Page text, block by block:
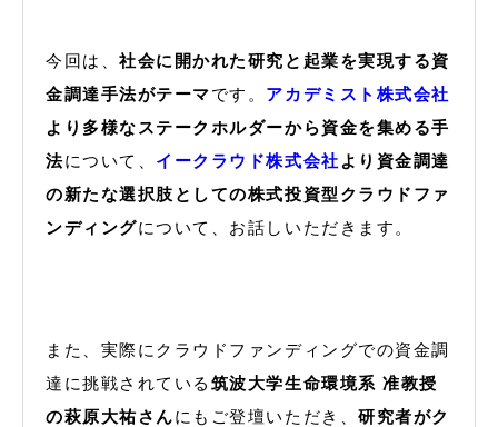
今回は、社会に開かれた研究と起業を実現する資
金調達手法がテーマです。 アカデミスト株式会社
より多様なステークホルダーから資金を集める手
法について、 イークラウド株式会社 より資金調達
の新たな選択肢としての株式投資型クラウドファ
ンディングについて、お話しいただきます。
また、実際にクラウドファンディングでの資金調
達に挑戦されている 筑波大学生命環境系 准教授
の萩原大祐さんにもご登壇いただき、研究者がク